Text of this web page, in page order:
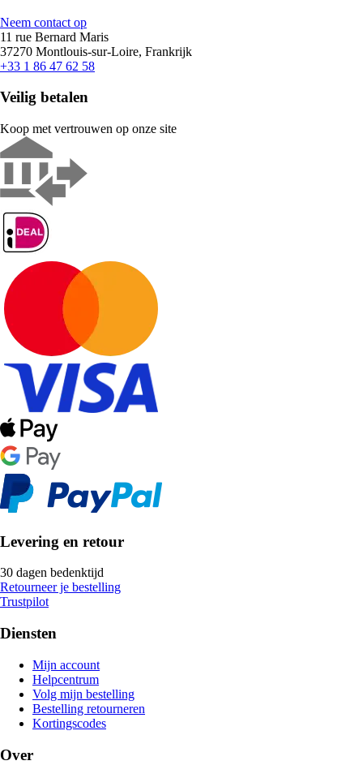
Neem contact op
11 rue Bernard Maris
37270 Montlouis-sur-Loire, Frankrijk
+33 1 86 47 62 58
Veilig betalen
Koop met vertrouwen op onze site
Levering en retour
30 dagen bedenktijd
Retourneer je bestelling
Trustpilot
Diensten
Mijn account
Helpcentrum
Volg mijn bestelling
Bestelling retourneren
Kortingscodes
Over